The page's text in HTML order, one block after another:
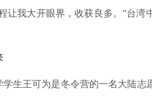
我大开眼界，收获良多。”台湾
王可为是冬令营的一名大陆志